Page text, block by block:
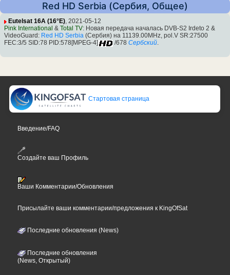
Red HD Serbia (Сербия, Общее)
Eutelsat 16A (16°E), 2021-05-12
Pink International & Total TV: Новая передача началась DVB-S2 Irdeto 2 &
VideoGuard: Red HD Serbia (Сербия) на 11139.00MHz, pol.V SR:27500
FEC:3/5 SID:78 PID:578[MPEG-4]
/678 Сербский.
Стартовая страница
Введение/FAQ
Создайте ваш Профиль
Ваши Комментарии/Обновления
Присылайте ваши комментарии/предложения к KingOfSat
Последние обновления (News)
Последние обновления
(News, Открытый)